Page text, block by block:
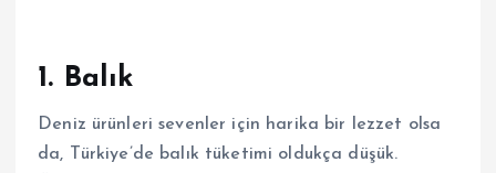
1. Balık
Deniz ürünleri sevenler için harika bir lezzet olsa
da, Türkiye’de balık tüketimi oldukça düşük.